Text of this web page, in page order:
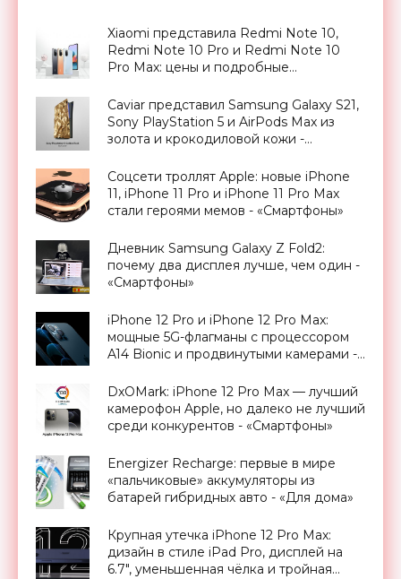
Xiaomi представила Redmi Note 10,
Redmi Note 10 Pro и Redmi Note 10
Pro Max: цены и подробные
«Смартфоны»
Caviar представил Samsung Galaxy S21,
Sony PlayStation 5 и AirPods Max из
золота и крокодиловой кожи -
Соцсети троллят Apple: новые iPhone
11, iPhone 11 Pro и iPhone 11 Pro Max
стали героями мемов - «Смартфоны»
Дневник Samsung Galaxy Z Fold2:
почему два дисплея лучше, чем один -
«Смартфоны»
iPhone 12 Pro и iPhone 12 Pro Max:
мощные 5G-флагманы с процессором
A14 Bionic и продвинутыми камерами -
DxOMark: iPhone 12 Pro Max — лучший
камерофон Apple, но далеко не лучший
среди конкурентов - «Смартфоны»
Energizer Recharge: первые в мире
«пальчиковые» аккумуляторы из
батарей гибридных авто - «Для дома»
Крупная утечка iPhone 12 Pro Max:
дизайн в стиле iPad Pro, дисплей на
6.7″, уменьшенная чёлка и тройная